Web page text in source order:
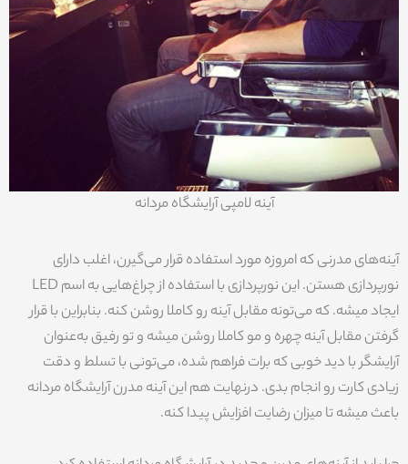
آینه لامپی آرایشگاه مردانه
آینه‌‌های مدرنی که امروزه مورد استفاده قرار می‌گیرن، اغلب دارای
نورپردازی هستن. این نورپردازی با استفاده از چراغ‌هایی به اسم LED
ایجاد میشه. که می‌تونه مقابل آینه رو کاملا روشن کنه. بنابراین با قرار
گرفتن مقابل آینه چهره و مو کاملا روشن میشه و تو رفیق به‌عنوان
آرایشگر با دید خوبی که برات فراهم شده، می‌تونی با تسلط و دقت
زیادی کارت رو انجام بدی. درنهایت هم این آینه مدرن آرایشگاه مردانه
باعث میشه تا میزان رضایت افزایش پیدا کنه.